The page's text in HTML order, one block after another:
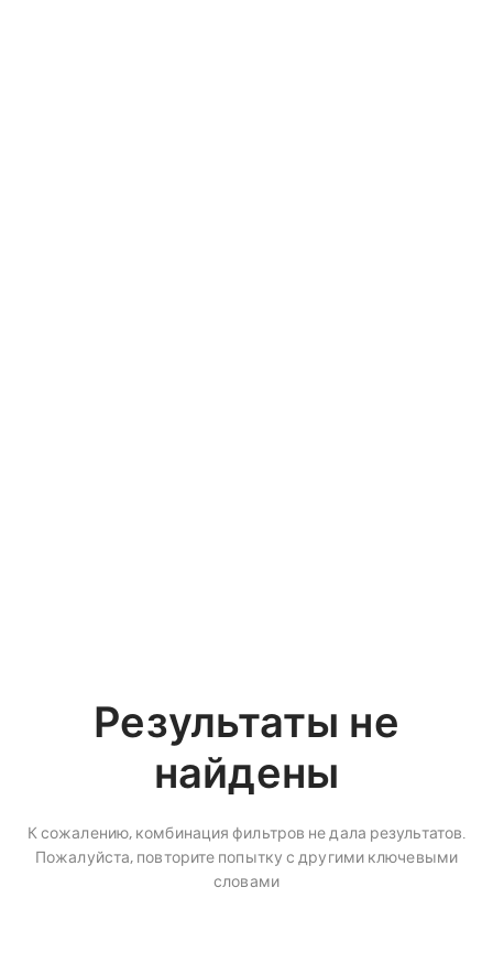
Результаты не
найдены
К сожалению, комбинация фильтров не дала результатов.
Пожалуйста, повторите попытку с другими ключевыми
словами